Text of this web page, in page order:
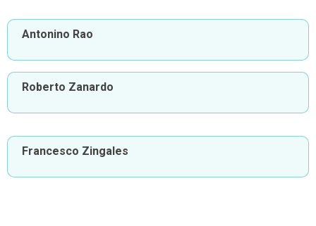
Antonino Rao
Roberto Zanardo
Francesco Zingales